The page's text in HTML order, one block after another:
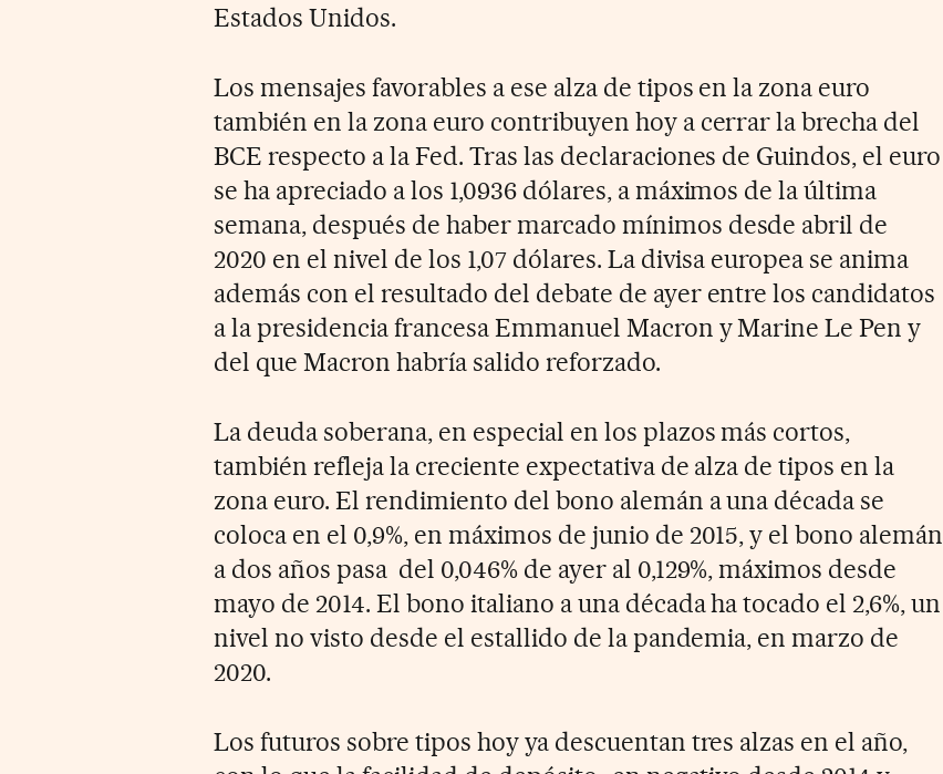
Estados Unidos.
Los mensajes favorables a ese alza de tipos en la zona euro
también en la zona euro contribuyen hoy a cerrar la brecha del
BCE respecto a la Fed. Tras las declaraciones de Guindos, el euro
se ha apreciado a los 1,0936 dólares, a máximos de la última
semana, después de haber marcado mínimos desde abril de
2020 en el nivel de los 1,07 dólares. La divisa europea se anima
además con el resultado del debate de ayer entre los candidatos
a la presidencia francesa Emmanuel Macron y Marine Le Pen y
del que Macron habría salido reforzado.
La deuda soberana, en especial en los plazos más cortos,
también refleja la creciente expectativa de alza de tipos en la
zona euro. El rendimiento del bono alemán a una década se
coloca en el 0,9%, en máximos de junio de 2015, y el bono alemán
a dos años pasa del 0,046% de ayer al 0,129%, máximos desde
mayo de 2014. El bono italiano a una década ha tocado el 2,6%, un
nivel no visto desde el estallido de la pandemia, en marzo de
2020.
Los futuros sobre tipos hoy ya descuentan tres alzas en el año,